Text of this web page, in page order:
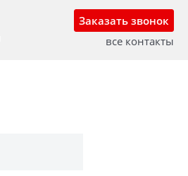
Заказать звонок
все контакты